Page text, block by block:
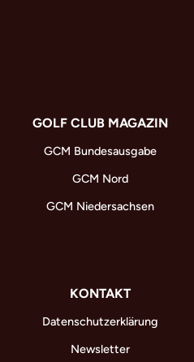
GOLF CLUB MAGAZIN
GCM Bundesausgabe
GCM Nord
GCM Niedersachsen
KONTAKT
Datenschutzerklärung
Newsletter